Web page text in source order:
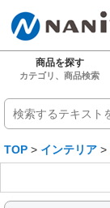
商品を探す
カテゴリ、商品検索
TOP > インテリア >